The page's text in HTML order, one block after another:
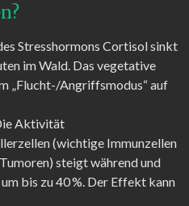
Stresshormons Cortisolsinkt
im Wald. Das vegetative
„Flucht-/Angriffsmodus“ auf
Aktivität
(wichtige Immunzellen
steigt während und
bis zu 40 %. Der Effekt kann